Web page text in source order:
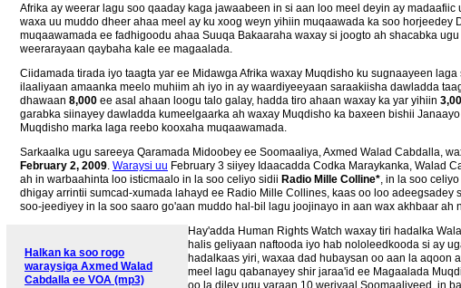
Afrika ay weerar lagu soo qaaday kaga jawaabeen in si aan loo meel deyin ay madaafiic
waxa uu muddo dheer ahaa meel ay ku xoog weyn yihiin muqaawada ka soo horjeedey
muqaawamada ee fadhigoodu ahaa Suuqa Bakaaraha waxay si joogto ah shacabka
weerarayaan qaybaha kale ee magaalada.
Ciidamada tirada iyo taagta yar ee Midawga Afrika waxay Muqdisho ku sugnaayeen
ilaaliyaan amaanka meelo muhiim ah iyo in ay waardiyeeyaan saraakiisha dawladda
dhawaan 8,000 ee asal ahaan loogu talo galay, hadda tiro ahaan waxay ka yar yihiin
garabka siinayey dawladda kumeelgaarka ah waxay Muqdisho ka baxeen bishii
Muqdisho marka laga reebo kooxaha muqaawamada.
Sarkaalka ugu sareeya Qaramada Midoobey ee Soomaaliya, Axmed Walad Cabdalla,
February 2, 2009. Waraysi uu February 3 siiyey Idaacadda Codka Maraykanka, Walad
ah in warbaahinta loo isticmaalo in la soo celiyo sidii Radio Mille Colline*, in la soo
dhigay arrintii sumcad-xumada lahayd ee Radio Mille Collines, kaas oo loo
soo-jeediyey in la soo saaro go'aan muddo hal-bil lagu joojinayo in aan wax akhbaar
Halkan ka soo rogo
waraysiga Axmed Walad
Cabdalla ee VOA (mp3)
Hay'adda Human Rights Watch waxay tiri hadalka
halis geliyaan naftooda iyo hab nololeedkooda si ay
hadalkaas yiri, waxaa dad hubaysan oo aan la aqoon
meel lagu qabanayey shir jaraa'id ee Magaalada